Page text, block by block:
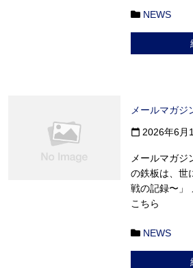
NEWS
メールマガジ
calendar_today 2026年6月
メールマガジ
の鉄板は、世
戦の記録〜」
こちら
NEWS